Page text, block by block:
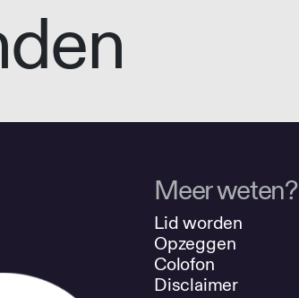
Meer weten?
Lid worden
Opzeggen
Colofon
Disclaimer